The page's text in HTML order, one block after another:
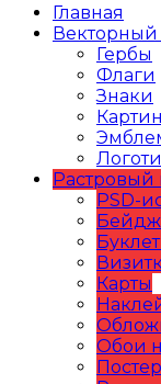
Главная
Векторный
Гербы
Флаги
Знаки
Растровый
PSD-
Карты
Обои